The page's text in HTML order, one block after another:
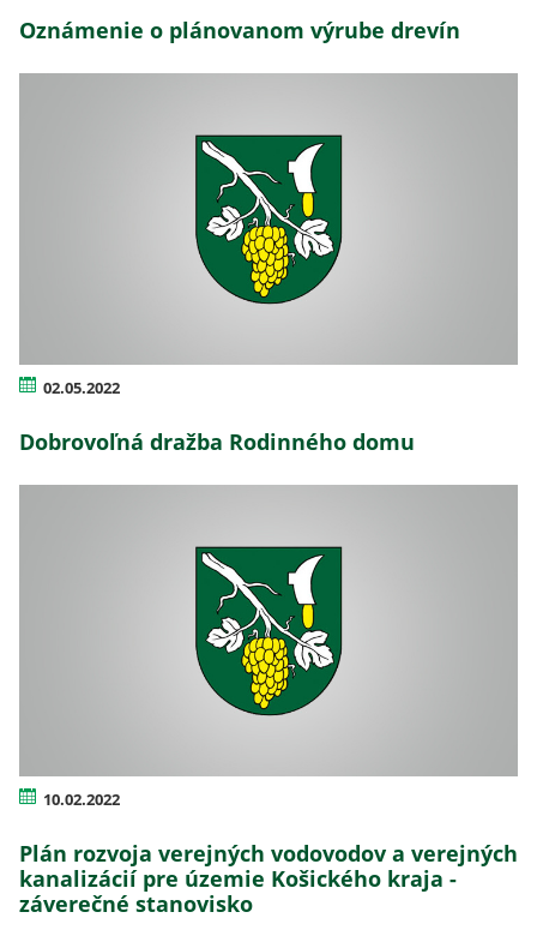
Oznámenie o plánovanom výrube drevín
02.05.2022
Dobrovoľná dražba Rodinného domu
10.02.2022
Plán rozvoja verejných vodovodov a verejných
kanalizácií pre územie Košického kraja -
záverečné stanovisko